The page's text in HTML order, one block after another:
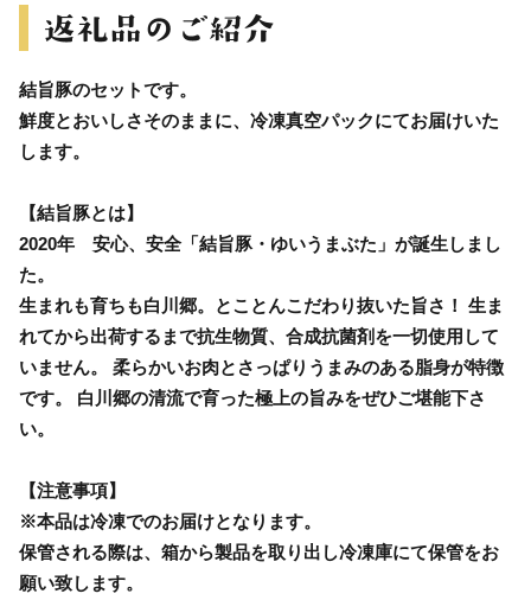
結旨豚のセットです。
鮮度とおいしさそのままに、冷凍真空パックにてお届けいた
します。
【結旨豚とは】
2020年 安心、安全「結旨豚・ゆいうまぶた」が誕生しまし
た。
生まれも育ちも白川郷。とことんこだわり抜いた旨さ！ 生ま
れてから出荷するまで抗生物質、合成抗菌剤を一切使用して
いません。 柔らかいお肉とさっぱりうまみのある脂身が特徴
です。 白川郷の清流で育った極上の旨みをぜひご堪能下さ
い。
【注意事項】
※本品は冷凍でのお届けとなります。
保管される際は、箱から製品を取り出し冷凍庫にて保管をお
願い致します。